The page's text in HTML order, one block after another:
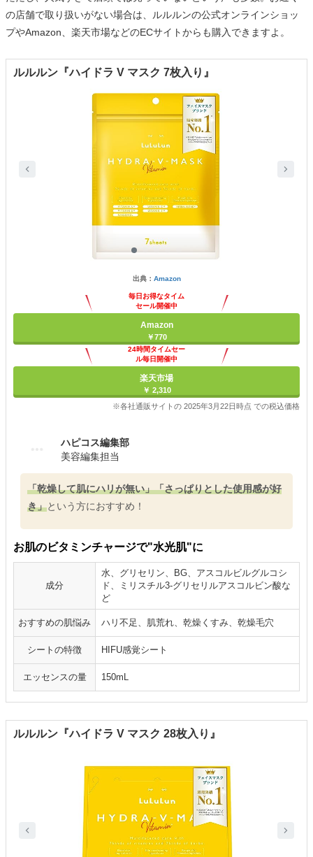
の店舗で取り扱いがない場合は、ルルルンの公式オンラインショッ
プやAmazon、楽天市場などのECサイトからも購入できますよ。
ルルルン『ハイドラ V マスク 7枚入り』
出典： Amazon
毎日お得なタイム
セール開催中
Amazon
￥770
24時間タイムセー
ル毎日開催中
楽天市場
￥ 2,310
※各社通販サイトの 2025年3月22日時点 での税込価格
ハピコス編集部
美容編集担当
「乾燥して肌にハリが無い」「さっぱりとした使用感が好
き」という方におすすめ！
お肌のビタミンチャージで"水光肌"に
成分
水、グリセリン、BG、アスコルビルグルコシ
ド、ミリスチル3-グリセリルアスコルビン酸な
ど
おすすめの肌悩み ハリ不足、肌荒れ、乾燥くすみ、乾燥毛穴
シートの特徴 HIFU感覚シート
エッセンスの量 150mL
ルルルン『ハイドラ V マスク 28枚入り』